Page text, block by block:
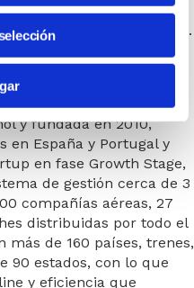
Assistant), ofrece una
de los viajes de empresa.
de reuniones,
(MICE) que la empresa
y fundada en 2010,
en España y Portugal y
en fase Growth Stage,
de gestión cerca de 3
compañías aéreas, 27
distribuidas por todo el
más de 160 países, trenes,
90 estados, con lo que
y eficiencia que